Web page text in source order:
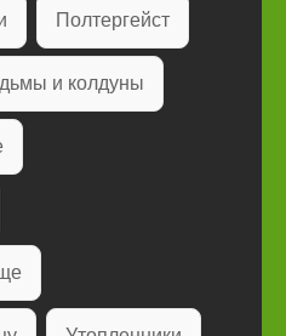
Полтергейст
и колдуны